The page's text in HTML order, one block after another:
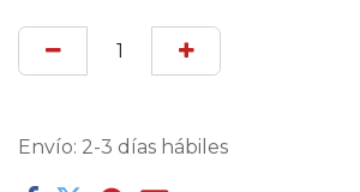
Envío: 2-3 días hábiles